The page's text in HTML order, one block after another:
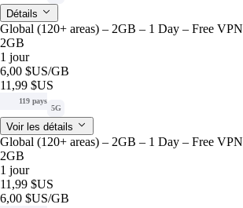
Détails
Global (120+ areas) – 2GB – 1 Day – Free VPN
2GB
1 jour
6,00 $US/GB
11,99 $US
119 pays
5G
Voir les détails
Global (120+ areas) – 2GB – 1 Day – Free VPN
2GB
1 jour
11,99 $US
6,00 $US/GB